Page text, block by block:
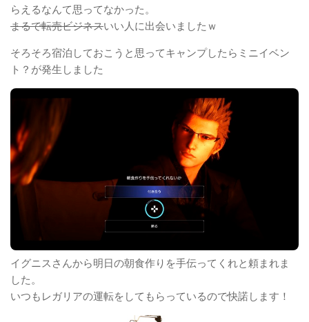
らえるなんて思ってなかった。
まるで転売ビジネスいい人に出会いましたｗ
そろそろ宿泊しておこうと思ってキャンプしたらミニイベン
ト？が発生しました
イグニスさんから明日の朝食作りを手伝ってくれと頼まれま
した。
いつもレガリアの運転をしてもらっているので快諾します！